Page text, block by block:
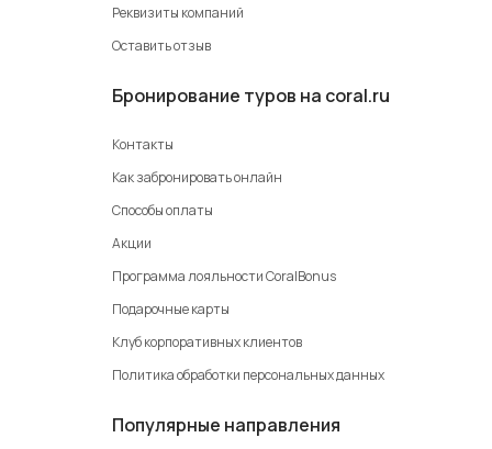
Реквизиты компаний
Оставить отзыв
Бронирование туров на coral.ru
Контакты
Как забронировать онлайн
Способы оплаты
Акции
Программа лояльности CoralBonus
Подарочные карты
Клуб корпоративных клиентов
Политика обработки персональных данных
Популярные направления